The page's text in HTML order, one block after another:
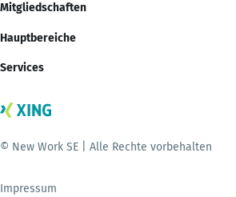
Mitgliedschaften
Hauptbereiche
Services
© New Work SE | Alle Rechte vorbehalten
Impressum